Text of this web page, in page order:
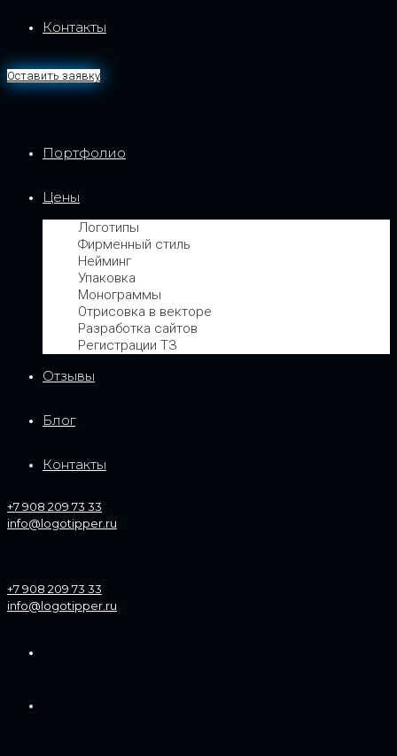
Контакты
Оставить заявку
Портфолио
Цены
Логотипы
Фирменный стиль
Нейминг
Упаковка
Монограммы
Отрисовка в векторе
Разработка сайтов
Регистрации ТЗ
Отзывы
Блог
Контакты
+7 908 209 73 33
info@logotipper.ru
+7 908 209 73 33
info@logotipper.ru